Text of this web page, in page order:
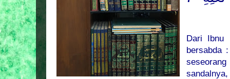
Dari Ibnu
bersabda